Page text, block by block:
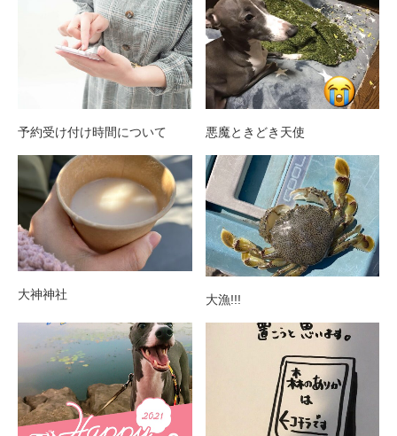
予約受け付け時間について 悪魔ときどき天使
大神神社 大漁!!!